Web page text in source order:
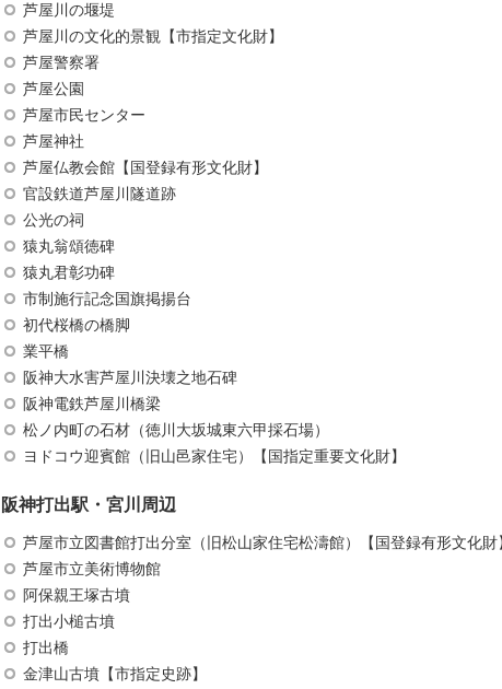
芦屋川の堰堤
芦屋川の文化的景観【市指定文化財】
芦屋警察署
芦屋公園
芦屋市民センター
芦屋神社
芦屋仏教会館【国登録有形文化財】
官設鉄道芦屋川隧道跡
公光の祠
猿丸翁頌徳碑
猿丸君彰功碑
市制施行記念国旗掲揚台
初代桜橋の橋脚
業平橋
阪神大水害芦屋川決壊之地石碑
阪神電鉄芦屋川橋梁
松ノ内町の石材（徳川大坂城東六甲採石場）
ヨドコウ迎賓館（旧山邑家住宅）【国指定重要文化財】
阪神打出駅・宮川周辺
芦屋市立図書館打出分室（旧松山家住宅松濤館）【国登録有形文化財
芦屋市立美術博物館
阿保親王塚古墳
打出小槌古墳
打出橋
金津山古墳【市指定史跡】